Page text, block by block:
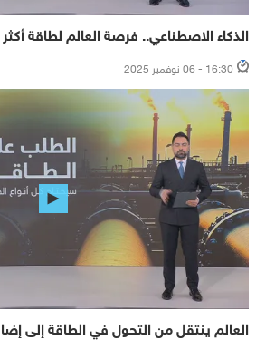
الذكاء الاصطناعي.. فرصة العالم لطاقة
16:30 - 06 نوفمبر 2025
العالم ينتقل من التحول في الطاقة إلى